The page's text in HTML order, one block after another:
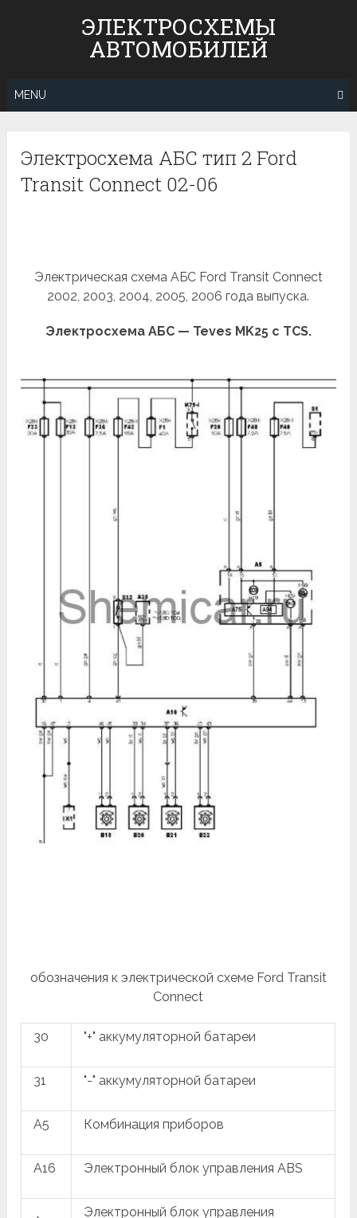
ЭЛЕКТРОСХЕМЫ
АВТОМОБИЛЕЙ
MENU
Электросхема АБС тип 2 Ford
Transit Connect 02-06
Электрическая схема АБС Ford Transit Connect
2002, 2003, 2004, 2005, 2006 года выпуска.
Электросхема АБС — Teves MK25 с TCS.
обозначения к электрической схеме Ford Transit
Connect
30 "+" аккумуляторной батареи
31 "-" аккумуляторной батареи
A5 Комбинация приборов
A16 Электронный блок управления ABS
Электронный блок управления